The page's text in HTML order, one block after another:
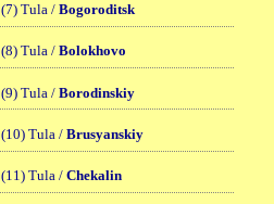
(7) Tula / Bogoroditsk
(8) Tula / Bolokhovo
(9) Tula / Borodinskiy
(10) Tula / Brusyanskiy
(11) Tula / Chekalin